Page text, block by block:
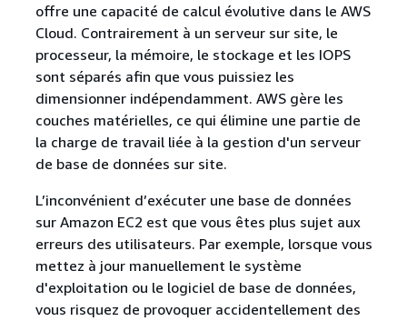
offre une capacité de calcul évolutive dans le AWS
Cloud. Contrairement à un serveur sur site, le
processeur, la mémoire, le stockage et les IOPS
sont séparés afin que vous puissiez les
dimensionner indépendamment. AWS gère les
couches matérielles, ce qui élimine une partie de
la charge de travail liée à la gestion d'un serveur
de base de données sur site.
L’inconvénient d’exécuter une base de données
sur Amazon EC2 est que vous êtes plus sujet aux
erreurs des utilisateurs. Par exemple, lorsque vous
mettez à jour manuellement le système
d'exploitation ou le logiciel de base de données,
vous risquez de provoquer accidentellement des